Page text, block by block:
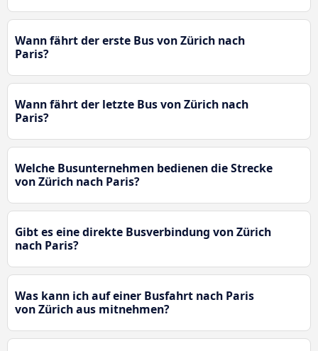
Wann fährt der erste Bus von Zürich nach
Paris?
Wann fährt der letzte Bus von Zürich nach
Paris?
Welche Busunternehmen bedienen die Strecke
von Zürich nach Paris?
Gibt es eine direkte Busverbindung von Zürich
nach Paris?
Was kann ich auf einer Busfahrt nach Paris
von Zürich aus mitnehmen?